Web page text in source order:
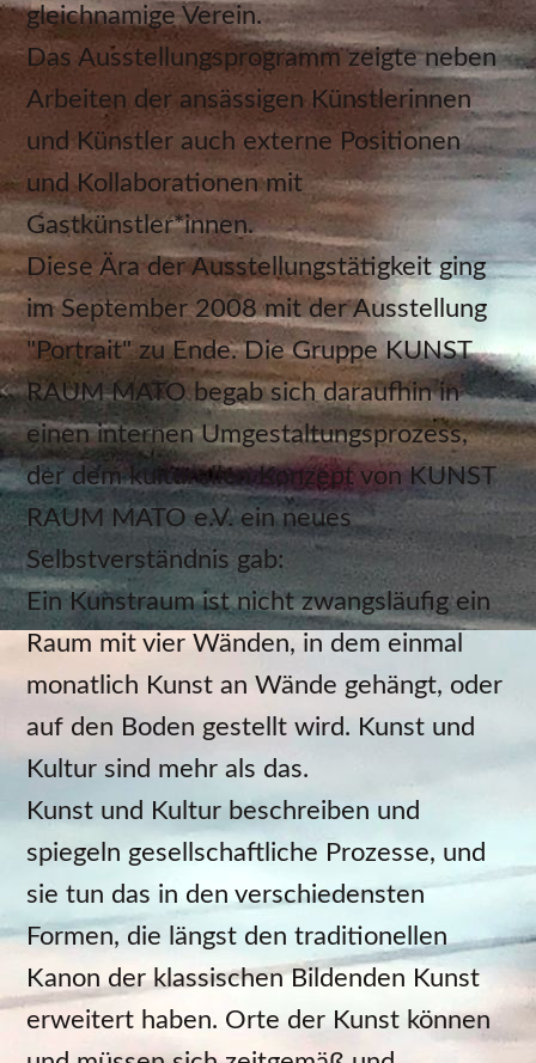
gleichnamige Verein.
Das Ausstellungsprogramm zeigte neben
Arbeiten der ansässigen Künstlerinnen
und Künstler auch externe Positionen
und Kollaborationen mit
Gastkünstler*innen.
Diese Ära der Ausstellungstätigkeit ging
im September 2008 mit der Ausstellung
"Portrait" zu Ende. Die Gruppe KUNST
RAUM MATO begab sich daraufhin in
einen internen Umgestaltungsprozess,
der dem kulturellen Konzept von KUNST
RAUM MATO e.V. ein neues
Selbstverständnis gab:
Ein Kunstraum ist nicht zwangsläufig ein
Raum mit vier Wänden, in dem einmal
monatlich Kunst an Wände gehängt, oder
auf den Boden gestellt wird. Kunst und
Kultur sind mehr als das.
Kunst und Kultur beschreiben und
spiegeln gesellschaftliche Prozesse, und
sie tun das in den verschiedensten
Formen, die längst den traditionellen
Kanon der klassischen Bildenden Kunst
erweitert haben. Orte der Kunst können